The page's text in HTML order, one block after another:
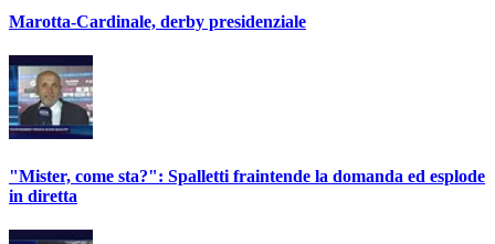
Marotta-Cardinale, derby presidenziale
"Mister, come sta?": Spalletti fraintende la domanda ed esplode
in diretta